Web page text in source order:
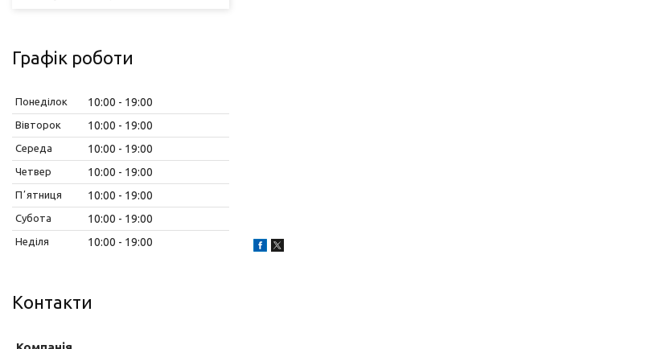
Графік роботи
Понеділок 10:00 19:00
Вівторок 10:00 19:00
Середа 10:00 19:00
Четвер 10:00 19:00
Пʼятниця 10:00 19:00
Субота 10:00 19:00
Неділя 10:00 19:00
Контакти